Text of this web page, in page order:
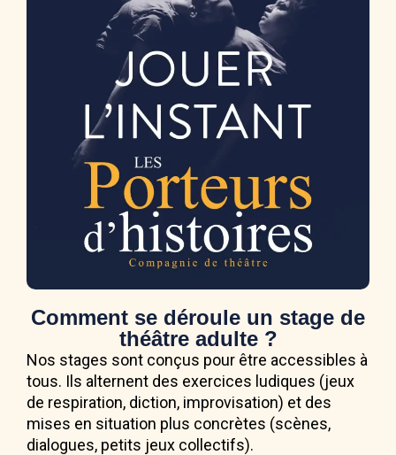
Comment se déroule un stage de
théâtre adulte ?
Nos stages sont conçus pour être accessibles à
tous. Ils alternent des exercices ludiques (jeux
de respiration, diction, improvisation) et des
mises en situation plus concrètes (scènes,
dialogues, petits jeux collectifs).